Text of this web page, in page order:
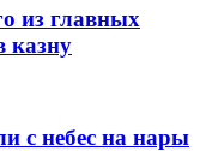
из главных
казну
с небес на нары